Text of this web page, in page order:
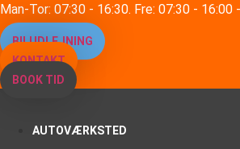
Videre
til
indhold
Man-Tor: 07:30 - 16:30. Fre: 07:30 - 16:00
BILUDLEJNING
KONTAKT
BOOK TID
AUTOVÆRKSTED